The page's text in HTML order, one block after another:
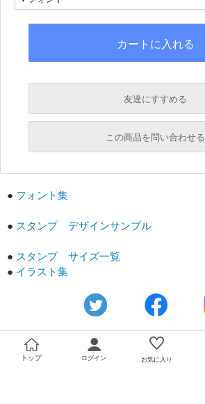
友達にすすめる
必須
この商品を問い合わせる
必須
● フォント集
● スタンプ デザインサンプル
● スタンプ サイズ一覧
● イラスト集
トップ ログイン お気に入り